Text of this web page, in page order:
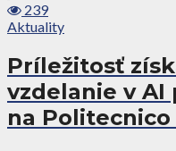
239
Aktuality
Príležitosť
vzdelanie v AI
na